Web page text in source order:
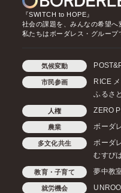
『SWITCH to HOPE』
社会の課題を、みんなの希望へ
私たちはボーダレス・グループ
気候変動
市民参画 RICE
ふるさ
人権 ZERO
農業 ボーダ
多文化共生 ボーダ
むすび
教育・子育て 夢中教
就労機会